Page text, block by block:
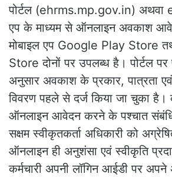
पोर्टल (ehrms.mp.gov.in) अथवा
एप के माध्यम से ऑनलाइन अवकाश
मोबाइल एप Google Play Store
Store दोनों पर उपलब्ध है। पोर्टल
अनुसार अवकाश के प्रकार, पात्रता
विवरण पहले से दर्ज किया जा चुका है।
ऑनलाइन आवेदन करने के पश्चात
सक्षम स्वीकृतकर्ता अधिकारी को
ऑनलाइन ही अनुशंसा एवं स्वीकृति
कर्मचारी अपनी लॉगिन आईडी पर